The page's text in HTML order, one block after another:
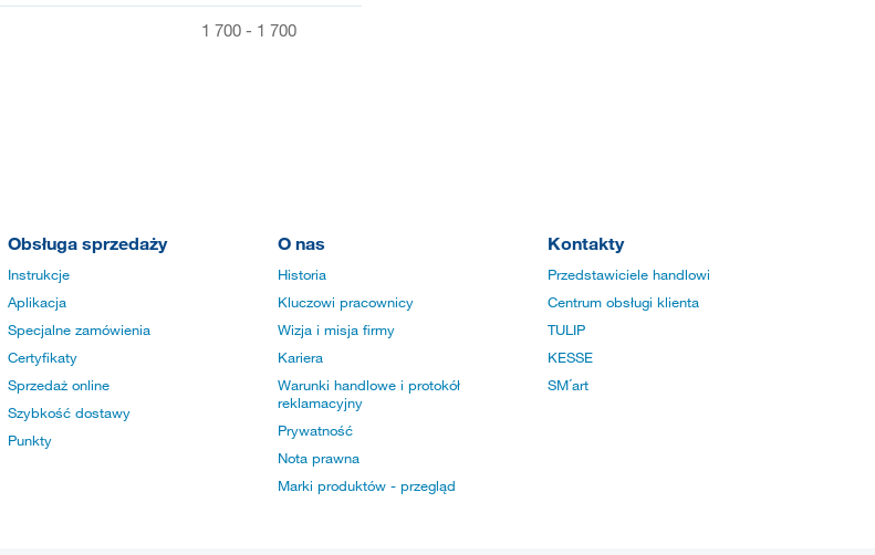
1 700 - 1 700
Obsługa sprzedaży
Instrukcje
Aplikacja
Specjalne zamówienia
Certyfikaty
Sprzedaż online
Szybkość dostawy
Punkty
O nas
Historia
Kluczowi pracownicy
Wizja i misja firmy
Kariera
Warunki handlowe i protokół
reklamacyjny
Prywatność
Nota prawna
Marki produktów - przegląd
Kontakty
Przedstawiciele handlowi
Centrum obsługi klienta
TULIP
KESSE
SM´art